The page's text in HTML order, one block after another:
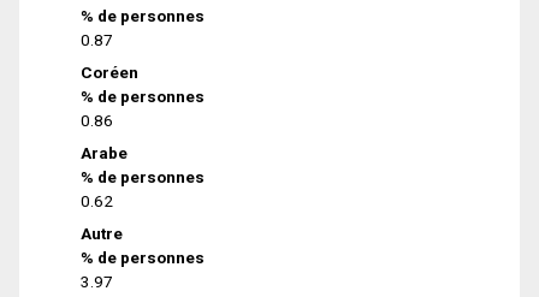
% de personnes
0.87
Coréen
% de personnes
0.86
Arabe
% de personnes
0.62
Autre
% de personnes
3.97